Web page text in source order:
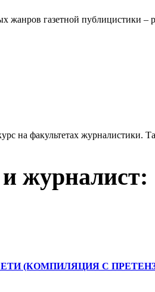
жанров газетной публицистики –
на факультетах
журналист:
(КОМПИЛЯЦИЯ С